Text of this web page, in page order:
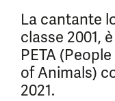
La cantante
classe 2001,
PETA
of Animals)
2021.